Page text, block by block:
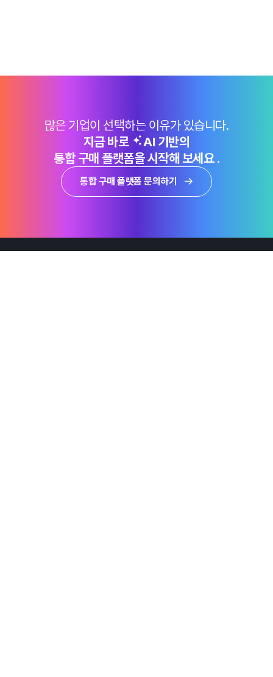
많은 기업이 선택하는 이유가 있습니다.
지금 바로
AI 기반의
통합 구매 플랫폼을 시작해 보세요 .
통합 구매 플랫폼 문의하기